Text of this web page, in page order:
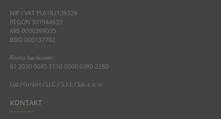
NIP / VAT PL6182139326
REGON 301944633
KRS 0000399035
BDO 000137792
Konto bankowe:
61 2030 0045 1110 0000 0380 2280
Ltd / GmbH / LLC / S.r.l. / Sp. z o. o.
KONTAKT